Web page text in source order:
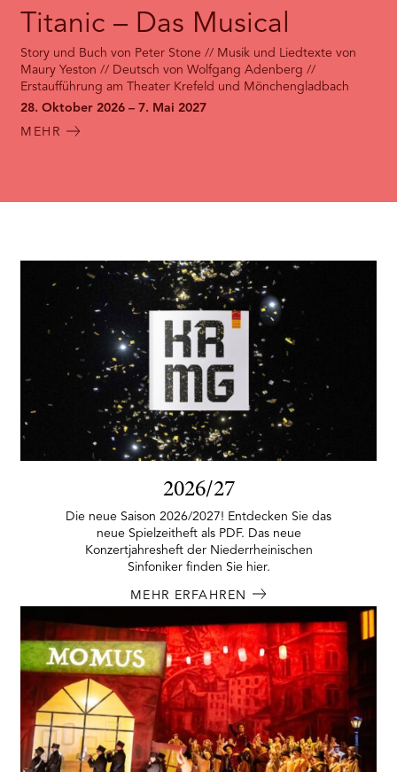
Titanic – Das Musical
Story und Buch von Peter Stone // Musik und Liedtexte von
Maury Yeston // Deutsch von Wolfgang Adenberg //
Erstaufführung am Theater Krefeld und Mönchengladbach
28. Oktober 2026 – 7. Mai 2027
MEHR
2026/27
Die neue Saison 2026/2027! Entdecken Sie das
neue Spielzeitheft als PDF. Das neue
Konzertjahresheft der Niederrheinischen
Sinfoniker finden Sie hier.
MEHR ERFAHREN